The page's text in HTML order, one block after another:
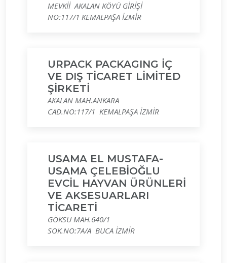
MEVKİİ AKALAN KÖYÜ GİRİŞİ
NO:117/1 KEMALPAŞA İZMİR
URPACK PACKAGING İÇ
VE DIŞ TİCARET LİMİTED
ŞİRKETİ
AKALAN MAH.ANKARA
CAD.NO:117/1 KEMALPAŞA İZMİR
USAMA EL MUSTAFA-
USAMA ÇELEBİOĞLU
EVCİL HAYVAN ÜRÜNLERİ
VE AKSESUARLARI
TİCARETİ
GÖKSU MAH.640/1
SOK.NO:7A/A BUCA İZMİR